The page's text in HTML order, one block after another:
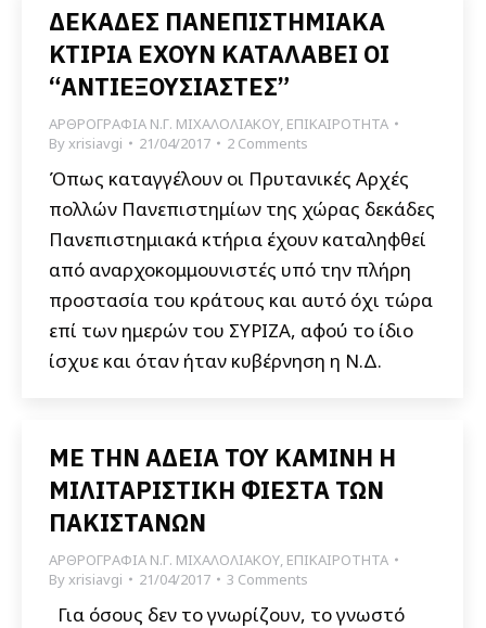
ΔΕΚΑΔΕΣ ΠΑΝΕΠΙΣΤΗΜΙΑΚΑ
ΚΤΙΡΙΑ ΕΧΟΥΝ ΚΑΤΑΛΑΒΕΙ ΟΙ
“ΑΝΤΙΕΞΟΥΣΙΑΣΤΕΣ”
ΑΡΘΡΟΓΡΑΦΙΑ Ν.Γ. ΜΙΧΑΛΟΛΙΑΚΟΥ, ΕΠΙΚΑΙΡΟΤΗΤΑ
Byxrisiavgi 21/04/2017 2 Comments
Όπως καταγγέλουν οι Πρυτανικές Αρχές
πολλών Πανεπιστημίων της χώρας δεκάδες
Πανεπιστημιακά κτήρια έχουν καταληφθεί
από αναρχοκομμουνιστές υπό την πλήρη
προστασία του κράτους και αυτό όχι τώρα
επί των ημερών του ΣΥΡΙΖΑ, αφού το ίδιο
ίσχυε και όταν ήταν κυβέρνηση η Ν.Δ.
ΜΕ ΤΗΝ ΑΔΕΙΑ ΤΟΥ ΚΑΜΙΝΗ Η
ΜΙΛΙΤΑΡΙΣΤΙΚΗ ΦΙΕΣΤΑ ΤΩΝ
ΠΑΚΙΣΤΑΝΩΝ
ΑΡΘΡΟΓΡΑΦΙΑ Ν.Γ. ΜΙΧΑΛΟΛΙΑΚΟΥ, ΕΠΙΚΑΙΡΟΤΗΤΑ
Byxrisiavgi 21/04/2017 3 Comments
Για όσους δεν το γνωρίζουν, το γνωστό